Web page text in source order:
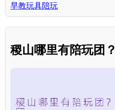
早教玩具陪玩
稷山哪里有陪玩团？